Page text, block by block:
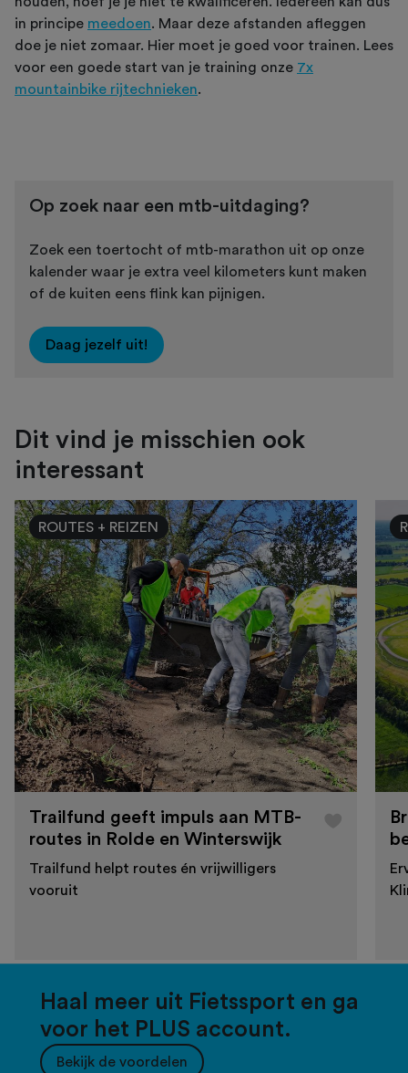
in principe meedoen. Maar deze afstanden afleggen
doe je niet zomaar. Hier moet je goed voor trainen. Lees
voor een goede start van je training onze 7x
mountainbike rijtechnieken.
Op zoek naar een mtb-uitdaging?
Zoek een toertocht of mtb-marathon uit op onze
kalender waar je extra veel kilometers kunt maken
of de kuiten eens flink kan pijnigen.
Daag jezelf uit!
Dit vind je misschien ook
interessant
ROUTES + REIZEN
Trailfund geeft impuls aan MTB-
routes in Rolde en Winterswijk
Trailfund helpt routes én vrijwilligers
vooruit
Haal meer uit Fietssport en ga
voor het PLUS account.
Bekijk de voordelen